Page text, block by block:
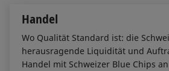
Handel
Wo Qualität Standard ist: die
herausragende Liquidität und
Handel mit Schweizer Blue Chips